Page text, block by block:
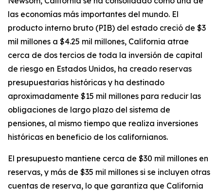
las economías más importantes del mundo. El
producto interno bruto (PIB) del estado creció de $3
mil millones a $4.25 mil millones, California atrae
cerca de dos tercios de toda la inversión de capital
de riesgo en Estados Unidos, ha creado reservas
presupuestarias históricas y ha destinado
aproximadamente $15 mil millones para reducir las
obligaciones de largo plazo del sistema de
pensiones, al mismo tiempo que realiza inversiones
históricas en beneficio de los californianos.
El presupuesto mantiene cerca de $30 mil millones en
reservas, y más de $35 mil millones si se incluyen otras
cuentas de reserva, lo que garantiza que California